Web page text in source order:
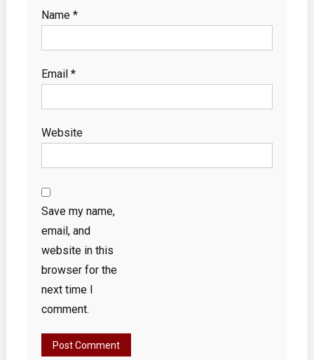
Name *
Email *
Website
Save my name,
email, and
website in this
browser for the
next time I
comment.